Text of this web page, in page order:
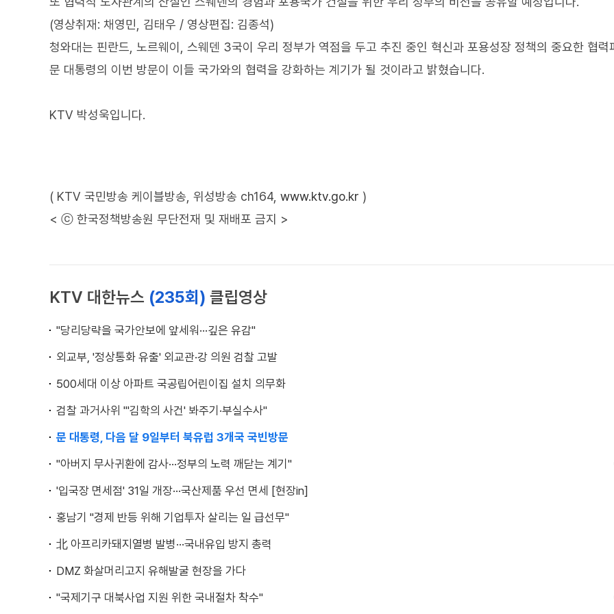
(영상취재: 채영민, 김태우 / 영상편집: 김종석)
청와대는 핀란드, 노르웨이, 스웨덴 3국이 우리 정부가 역점을 두고 추진 중인 혁신과 포용성장 정책의 중요한 협력
문 대통령의 이번 방문이 이들 국가와의 협력을 강화하는 계기가 될 것이라고 밝혔습니다.
KTV 박성욱입니다.
( KTV 국민방송 케이블방송, 위성방송 ch164, www.ktv.go.kr )
< ⓒ 한국정책방송원 무단전재 및 재배포 금지 >
KTV 대한뉴스 (235회) 클립영상
"당리당략을 국가안보에 앞세워···깊은 유감"
외교부, '정상통화 유출' 외교관·강 의원 검찰 고발
500세대 이상 아파트 국공립어린이집 설치 의무화
검찰 과거사위 "'김학의 사건' 봐주기·부실수사"
문 대통령, 다음 달 9일부터 북유럽 3개국 국빈방문
"아버지 무사귀환에 감사···정부의 노력 깨닫는 계기"
'입국장 면세점' 31일 개장···국산제품 우선 면세 [현장in]
홍남기 "경제 반등 위해 기업투자 살리는 일 급선무"
北 아프리카돼지열병 발병···국내유입 방지 총력
DMZ 화살머리고지 유해발굴 현장을 가다
"국제기구 대북사업 지원 위한 국내절차 착수"